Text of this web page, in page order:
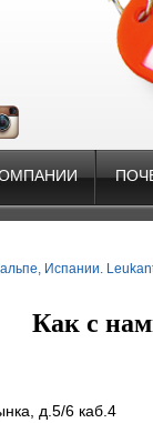
Испании.
Как с
д.5/6 каб.4